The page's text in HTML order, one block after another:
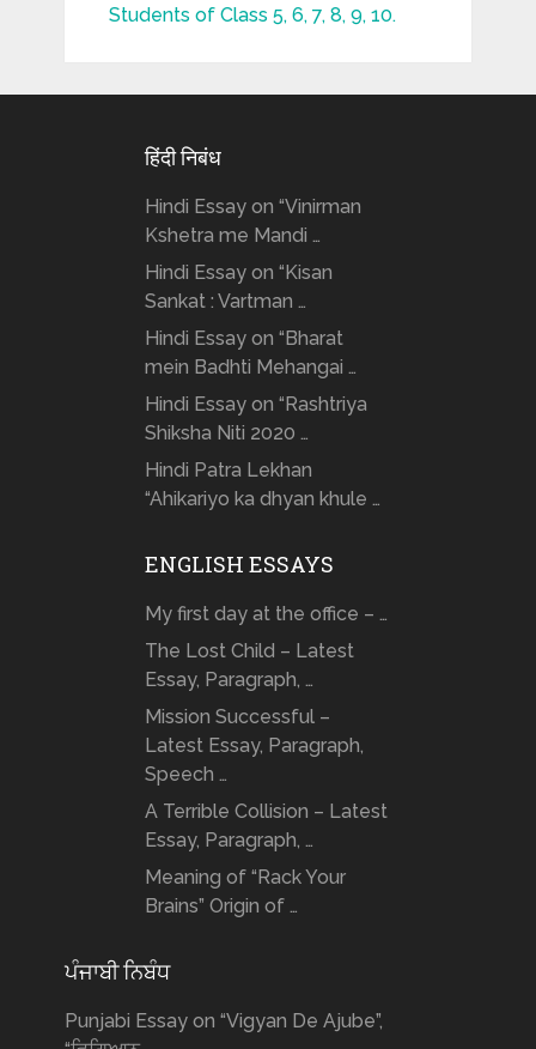
Students of Class 5, 6, 7, 8, 9, 10.
हिंदी निबंध
Hindi Essay on “Vinirman
Kshetra me Mandi …
Hindi Essay on “Kisan
Sankat : Vartman …
Hindi Essay on “Bharat
mein Badhti Mehangai …
Hindi Essay on “Rashtriya
Shiksha Niti 2020 …
Hindi Patra Lekhan
“Ahikariyo ka dhyan khule …
ENGLISH ESSAYS
My first day at the office – …
The Lost Child – Latest
Essay, Paragraph, …
Mission Successful –
Latest Essay, Paragraph,
Speech …
A Terrible Collision – Latest
Essay, Paragraph, …
Meaning of “Rack Your
Brains” Origin of …
ਪੰਜਾਬੀ ਨਿਬੰਧ
Punjabi Essay on “Vigyan De Ajube”,